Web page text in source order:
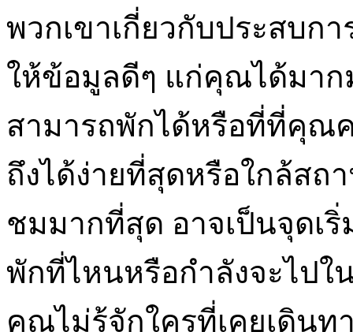
พวกเขาเกี่ยวกับประสบก
ให้ข้อมูลดีๆ แก่คุณได้มา
สามารถพักได้หรือที่ที่คุณ
ถึงได้ง่ายที่สุดหรือใกล้สถ
ชมมากที่สุด อาจเป็นจุดเ
พักที่ไหนหรือกำลังจะไป
คุณไม่รู้จักใครที่เคยเดิน